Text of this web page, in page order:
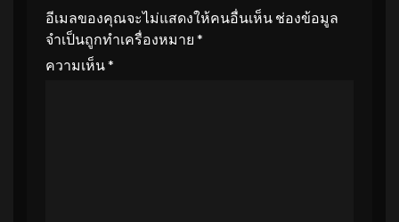
อีเมลของคุณจะไม่แสดงให้คนอื่นเห็น ช่องข้อมูล
จำเป็นถูกทำเครื่องหมาย *
ความเห็น*